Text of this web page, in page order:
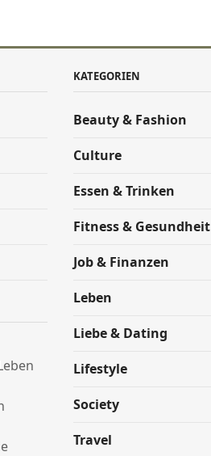
KATEGORIEN
Beauty & Fashion
Culture
Essen & Trinken
Fitness & Gesundheit
Job & Finanzen
Leben
Liebe & Dating
Lifestyle
Society
Travel